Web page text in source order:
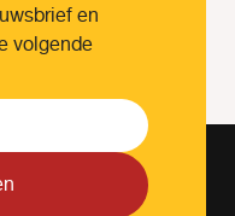
en
volgende